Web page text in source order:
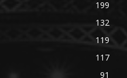
199
132
119
117
91